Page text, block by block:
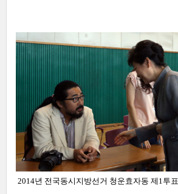
2014년 전국동시지방선거 청운효자동 제1투